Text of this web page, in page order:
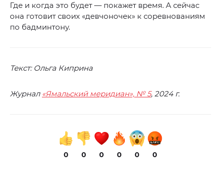
Где и когда это будет — покажет время. А сейчас
она готовит своих «девчоночек» к соревнованиям
по бадминтону.
Текст: Ольга Киприна
Журнал «Ямальский меридиан», № 5, 2024 г.
0 0 0 0 0 0